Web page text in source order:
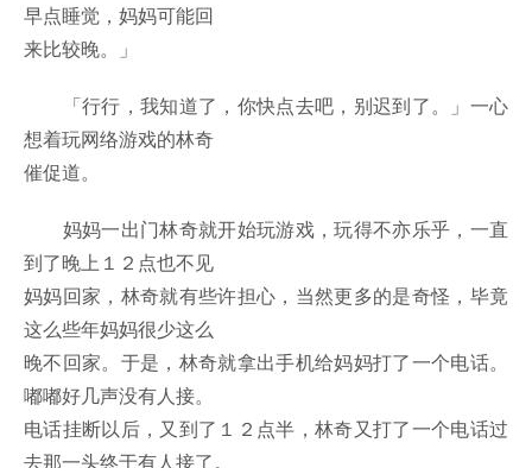
早点睡觉，妈妈可能回
来比较晚。」
「行行，我知道了，你快点去吧，别迟到了。」一心
想着玩网络游戏的林奇
催促道。
妈妈一出门林奇就开始玩游戏，玩得不亦乐乎，一直
到了晚上１２点也不见
妈妈回家，林奇就有些许担心，当然更多的是奇怪，毕竟
这么些年妈妈很少这么
晚不回家。于是，林奇就拿出手机给妈妈打了一个电话。
嘟嘟好几声没有人接。
电话挂断以后，又到了１２点半，林奇又打了一个电话过
去那一头终于有人接了。